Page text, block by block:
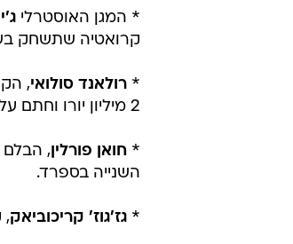
* המגן האוסטרלי
קרואטיה שתשחק
* רולאנד סולואי
2 מיליון יורו וחתם על חוזה לארבע שנים.
* חואן פורלין, הבלם
השנייה בספרד.
* גז'גוז' קריכוביאק,